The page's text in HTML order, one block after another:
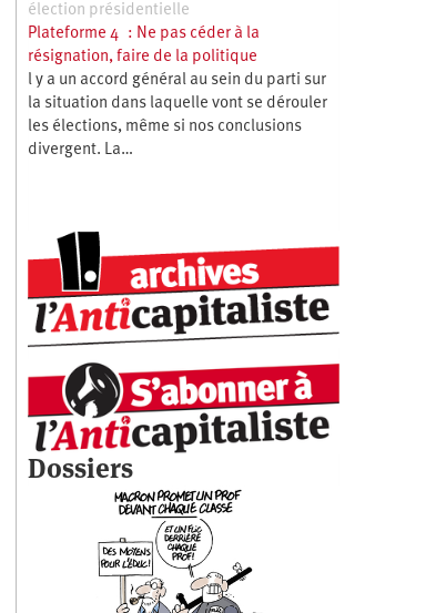
élection présidentielle
Plateforme 4 : Ne pas céder à la
résignation, faire de la politique
l y a un accord général au sein du parti sur
la situation dans laquelle vont se dérouler
les élections, même si nos conclusions
divergent. La…
Dossiers